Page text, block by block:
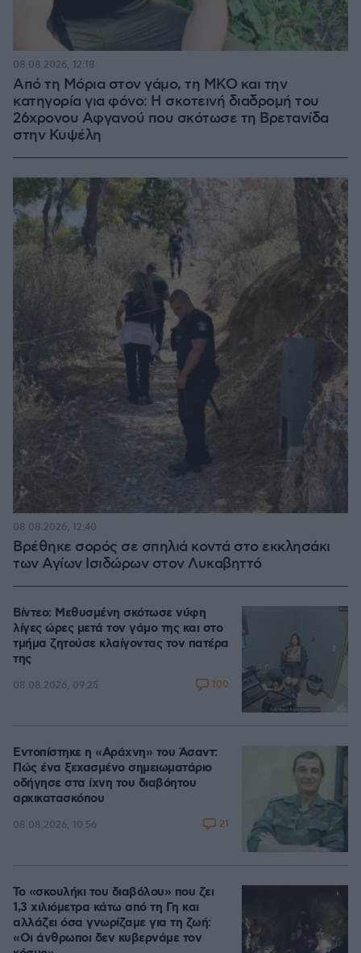
Από τη Μόρια στον γάμο, τη ΜΚΟ και την
κατηγορία για φόνο: Η σκοτεινή διαδρομή του
26χρονου Αφγανού που σκότωσε τη Βρετανίδα
στην Κυψέλη
08.08.2026, 12:18
Βρέθηκε σορός σε σπηλιά κοντά στο εκκλησάκι
των Αγίων Ισιδώρων στον Λυκαβηττό
08.08.2026, 12:40
Βίντεο: Μεθυσμένη σκότωσε νύφη
λίγες ώρες μετά τον γάμο της και στο
τμήμα ζητούσε κλαίγοντας τον πατέρα
της
08.08.2026, 09:25 100
Εντοπίστηκε η «Αράχνη» του Άσαντ:
Πώς ένα ξεχασμένο σημειωματάριο
οδήγησε στα ίχνη του διαβόητου
αρχικατασκόπου
08.08.2026, 10:56 21
Το «σκουλήκι του διαβόλου» που ζει
1,3 χιλιόμετρα κάτω από τη Γη και
αλλάζει όσα γνωρίζαμε για τη ζωή:
«Οι άνθρωποι δεν κυβερνάμε τον